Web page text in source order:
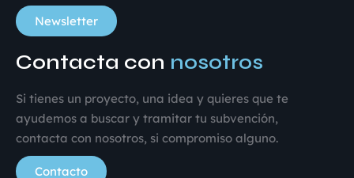
Newsletter
Contacta con nosotros
Si tienes un proyecto, una idea y quieres que te
ayudemos a buscar y tramitar tu subvención,
contacta con nosotros, si compromiso alguno.
Contacto